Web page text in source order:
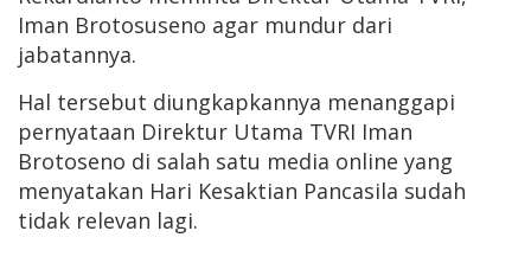
Iman Brotosuseno agar mundur dari
jabatannya.
Hal tersebut diungkapkannya menanggapi
pernyataan Direktur Utama TVRI Iman
Brotoseno di salah satu media online yang
menyatakan Hari Kesaktian Pancasila sudah
tidak relevan lagi.